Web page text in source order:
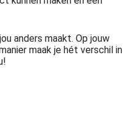
anders maakt. Op jouw
maak je hét verschil in